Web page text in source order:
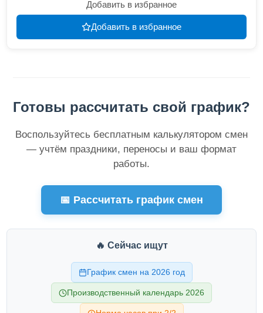
Добавить в избранное
Добавить в избранное
Готовы рассчитать свой график?
Воспользуйтесь бесплатным калькулятором смен
— учтём праздники, переносы и ваш формат
работы.
📅 Рассчитать график смен
🔥 Сейчас ищут
График смен на 2026 год
Производственный календарь 2026